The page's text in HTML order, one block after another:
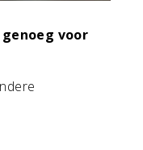
voor